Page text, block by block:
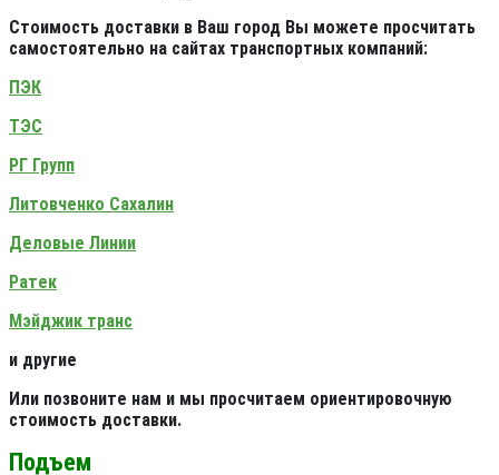
Стоимость доставки в Ваш город Вы можете просчитать
самостоятельно на сайтах транспортных компаний:
ПЭК
ТЭС
РГ Групп
Литовченко Сахалин
Деловые Линии
Ратек
Мэйджик транс
и другие
Или позвоните нам и мы просчитаем ориентировочную
стоимость доставки.
Подъем